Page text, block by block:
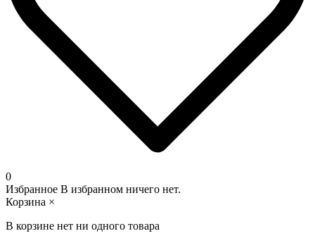
0
Избранное В избранном ничего нет.
Корзина ×
В корзине нет ни одного товара